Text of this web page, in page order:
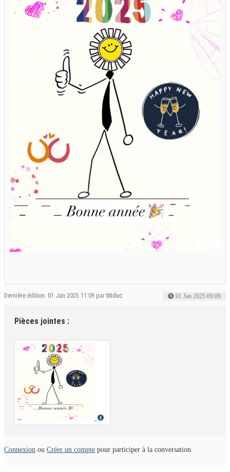
Dernière édition: 01 Jan 2025 11:09 par titiduc. 01 Jan 2025 09:09
Pièces jointes :
Connexion ou Créer un compte pour participer à la conversation.